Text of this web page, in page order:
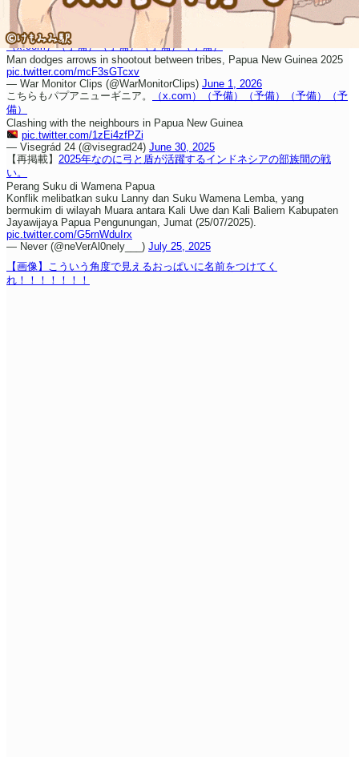
（x.com）（予備）（予備）（予備）（予備）
Man dodges arrows in shootout between tribes, Papua New Guinea 2025
pic.twitter.com/mcF3sGTcxv
— War Monitor Clips (@WarMonitorClips) June 1, 2026
こちらもパプアニューギニア。
（x.com） （予備） （予備） （予備）
（予
備）
Clashing with the neighbours in Papua New Guinea
pic.twitter.com/1zEi4zfPZi
— Visegrád 24 (@visegrad24) June 30, 2025
【再掲載】 2025年なのに弓と盾が活躍するインドネシアの部族間の戦
い。
Perang Suku di Wamena Papua
Konflik melibatkan suku Lanny dan Suku Wamena Lemba, yang
bermukim di wilayah Muara antara Kali Uwe dan Kali Baliem Kabupaten
Jayawijaya Papua Pengunungan, Jumat (25/07/2025).
pic.twitter.com/G5rnWduIrx
— Never (@neVerAl0nely___) July 25, 2025
【画像】こういう角度で見えるおっぱいに名前をつけてく
れ！！！！！！！